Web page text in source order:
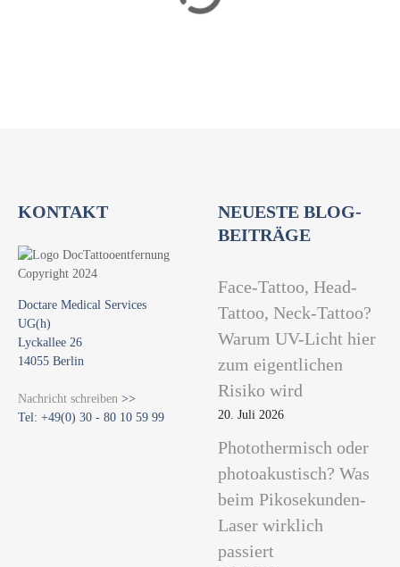
KONTAKT
Doctare Medical Services
UG(h)
Lyckallee 26
14055 Berlin
Nachricht schreiben >>
Tel: +49(0) 30 - 80 10 59 99
NEUESTE BLOG-
BEITRÄGE
Face-Tattoo, Head-
Tattoo, Neck-Tattoo?
Warum UV-Licht hier
zum eigentlichen
Risiko wird
20. Juli 2026
Photothermisch oder
photoakustisch? Was
beim Pikosekunden-
Laser wirklich
passiert